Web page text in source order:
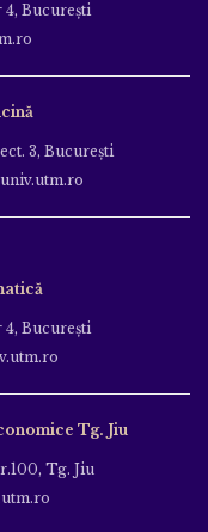
4, Bucureşti
3, Bucureşti
4, Bucureşti
Tg. Jiu
Tg. Jiu